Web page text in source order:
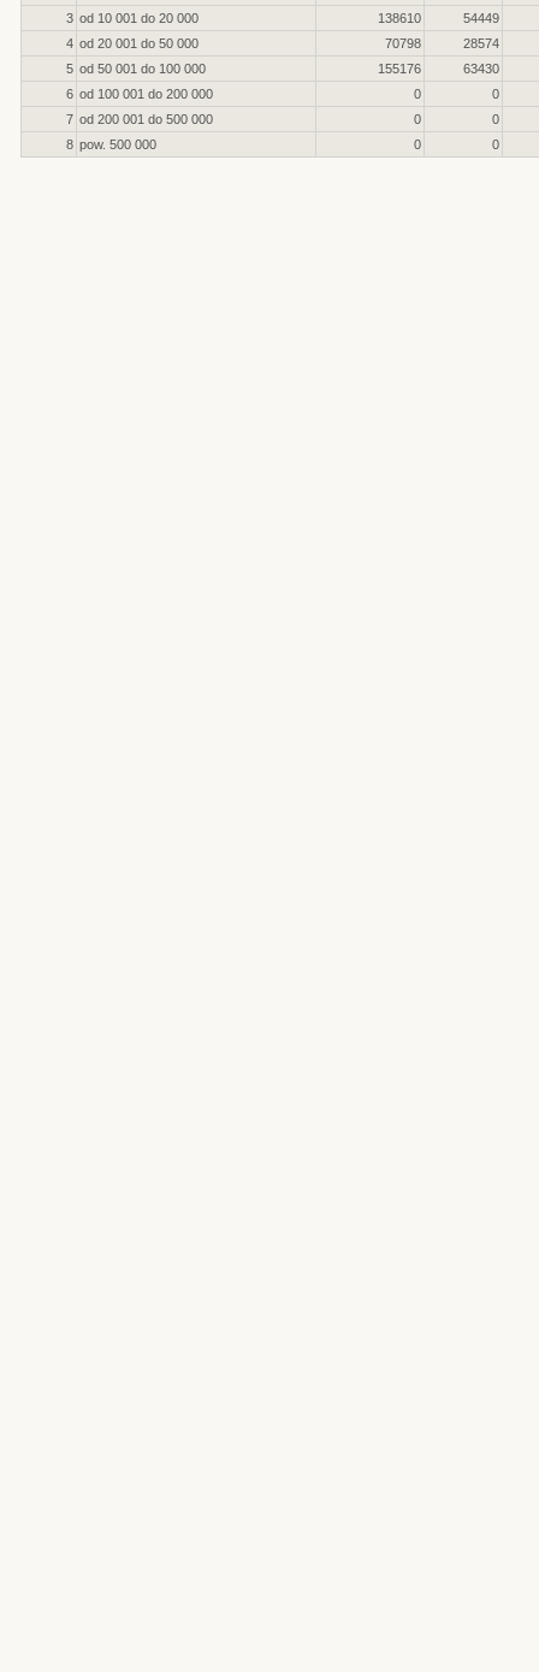
3 od 10 001 do 20 000 138610
54449
4 od 20 001 do 50 000 70798
28574
5 od 50 001 do 100 000 155176
63430
6 od 100 001 do 200 000 0
0
7 od 200 001 do 500 000 0
0
8 pow. 500 000 0 0